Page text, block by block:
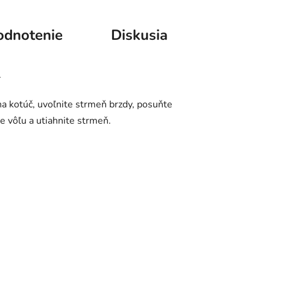
Diskusia
kotúč, uvoľnite strmeň brzdy, posuňte
vôľu a utiahnite strmeň.